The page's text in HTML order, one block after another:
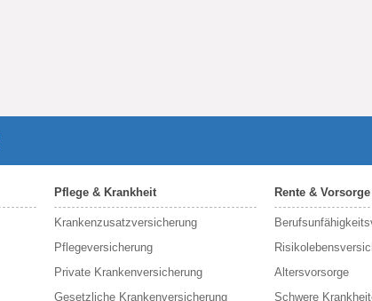
Pflege & Krankheit
Krankenzusatzversicherung
Pflegeversicherung
Private Krankenversicherung
Gesetzliche Krankenversicherung
Rente & Vorsorge
Altersvorsorge
Schwere